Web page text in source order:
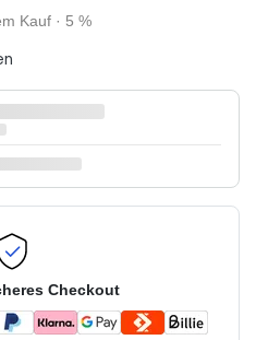
Kauf · 5 %
Checkout